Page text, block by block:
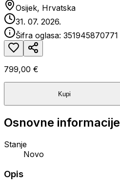
Osijek, Hrvatska
31. 07. 2026.
Šifra oglasa: 351945870771
799,00 €
Kupi
Osnovne informacije
Stanje
Novo
Opis